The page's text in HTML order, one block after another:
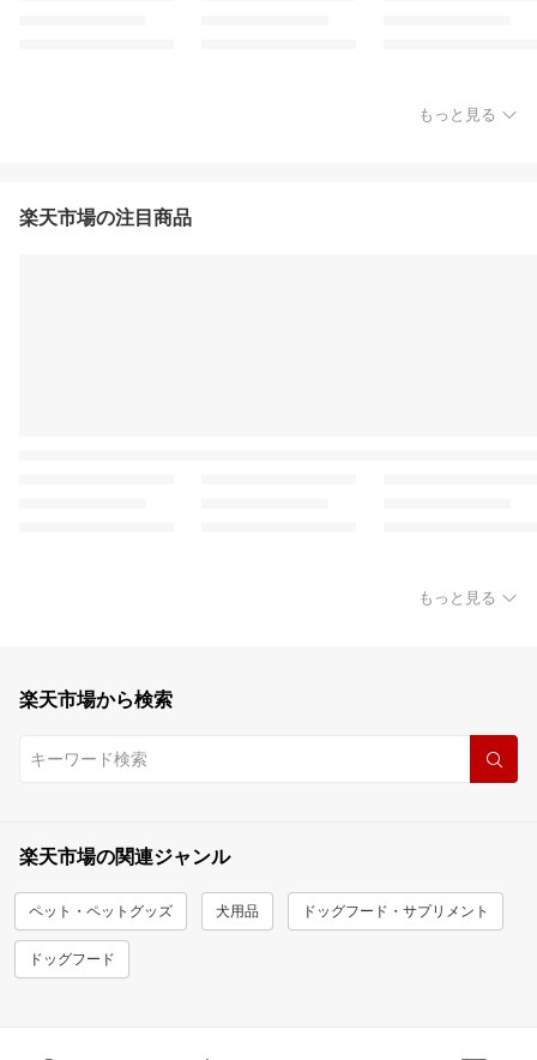
もっと見る
楽天市場の注目商品
もっと見る
楽天市場から検索
楽天市場の関連ジャンル
ペット・ペットグッズ 犬用品 ドッグフード・サプリメント
ドッグフード